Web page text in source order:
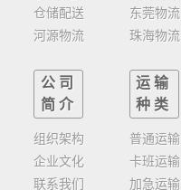
仓储配送
河源物流
东莞物流
珠海物流
公司
简介
组织架构
企业文化
联系我们
运输
种类
普通运输
卡班运输
加急运输